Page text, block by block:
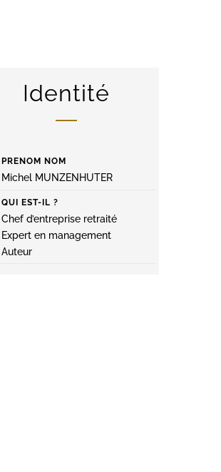
Identité
PRENOM NOM
Michel MUNZENHUTER
QUI EST-IL ?
Chef d’entreprise retraité
Expert en management
Auteur